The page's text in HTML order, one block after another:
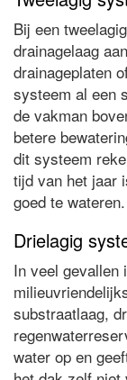
Bij een
drainagelaag
drainageplaten
systeem al een
de vakman
betere
dit systeem
tijd van het jaar
goed te wateren.
Drielagig
In veel gevallen
substraatlaag,
water op en